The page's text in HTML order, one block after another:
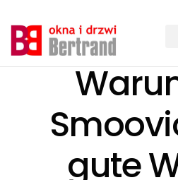
Inhalt
springen
gute